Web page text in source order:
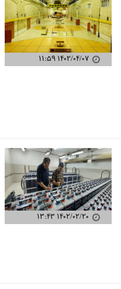
۱۴۰۲/۰۴/۰۷ ۱۱:۵۹
۱۴۰۲/۰۲/۲۰ ۱۳:۴۳